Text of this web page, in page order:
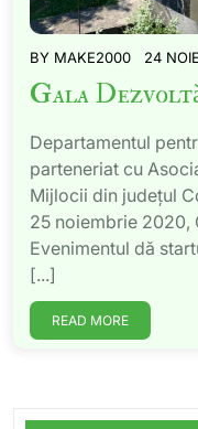
BY MAKE2000 24
Gala
Departamentul
parteneriat cu
Mijlocii din județul
25 noiembrie 2020,
Evenimentul dă
[...]
READ MORE